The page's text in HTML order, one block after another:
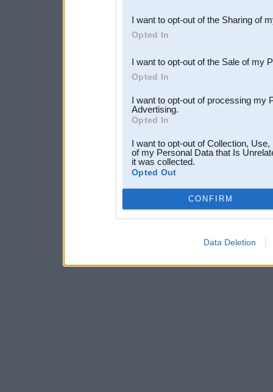
Downstream Participants
third parties.
I want to opt-out of the Sharing of
Opted In
I want to opt-out of the Sale of my
Opted In
I want to opt-out of processing my
Advertising.
Opted In
I want to opt-out of Collection,
of my Personal Data that Is
it was collected.
Opted Out
CONFIRM
Data Deletion